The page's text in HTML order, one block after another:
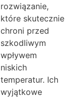
rozwiązanie,
które skutecznie
chroni przed
szkodliwym
wpływem
niskich
temperatur. Ich
wyjątkowe